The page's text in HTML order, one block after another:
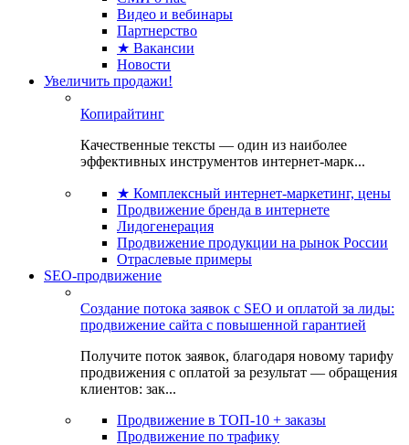
Видео и вебинары
Партнерство
★ Вакансии
Новости
Увеличить продажи!
Копирайтинг
Качественные тексты — один из наиболее
эффективных инструментов интернет-марк...
★ Комплексный интернет-маркетинг, цены
Продвижение бренда в интернете
Лидогенерация
Продвижение продукции на рынок России
Отраслевые примеры
SEO-продвижение
Создание потока заявок с SEO и оплатой за лиды:
продвижение сайта с повышенной гарантией
Получите поток заявок, благодаря новому тарифу
продвижения с оплатой за результат — обращения
клиентов: зак...
Продвижение в ТОП-10 + заказы
Продвижение по трафику